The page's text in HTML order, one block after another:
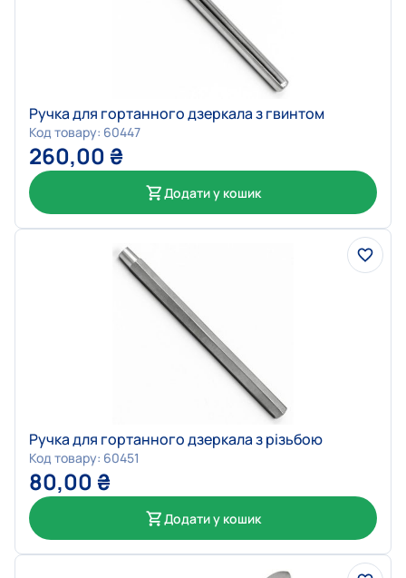
Ручка для гортанного дзеркала з гвинтом
Код товару: 60447
260,00 ₴
Додати у кошик
Ручка для гортанного дзеркала з різьбою
Код товару: 60451
80,00 ₴
Додати у кошик